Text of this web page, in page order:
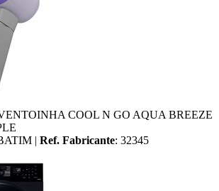
COOL N GO AQUA BREEZE
| Ref. Fabricante: 32345